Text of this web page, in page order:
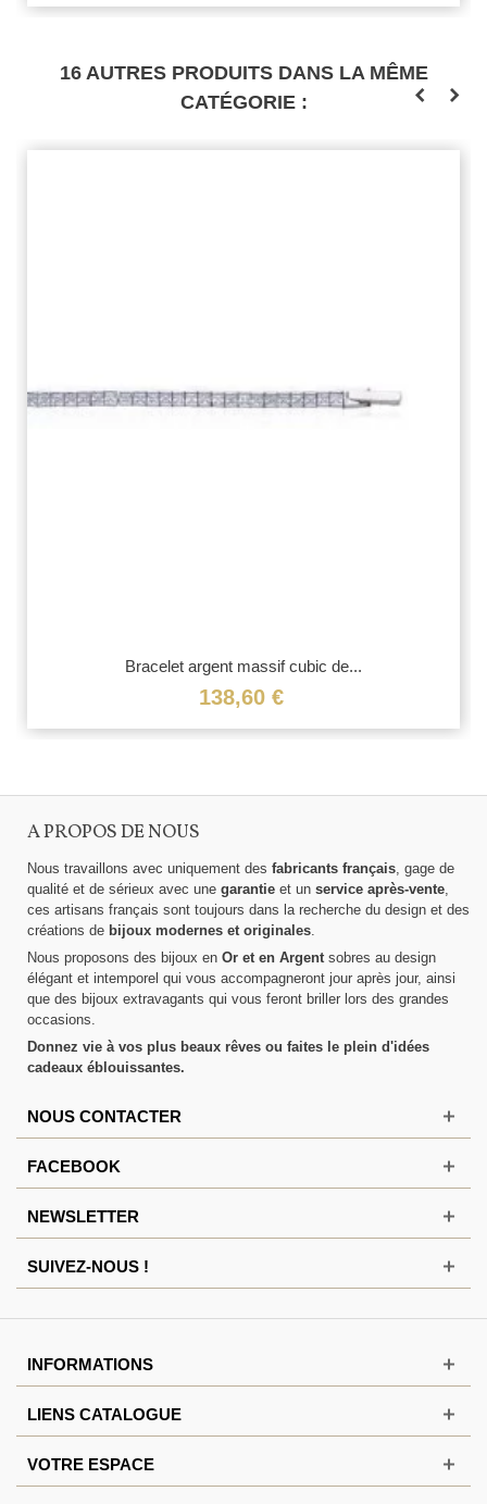
16 AUTRES PRODUITS DANS LA MÊME
CATÉGORIE :
Bracelet argent massif cubic de...
138,60 €
A PROPOS DE NOUS
Nous travaillons avec uniquement des fabricants français , gage de
qualité et de sérieux avec une garantie et un service après-vente
ces artisans français sont toujours dans la recherche du design et des
créations de bijoux modernes et originales
Nous proposons des bijoux en Or et en Argent sobres au design
élégant et intemporel qui vous accompagneront jour après jour, ainsi
que des bijoux extravagants qui vous feront briller lors des grandes
occasions.
Donnez vie à vos plus beaux rêves ou faites le plein d'idées
cadeaux éblouissantes.
NOUS CONTACTER
FACEBOOK
NEWSLETTER
SUIVEZ-NOUS !
INFORMATIONS
LIENS CATALOGUE
VOTRE ESPACE